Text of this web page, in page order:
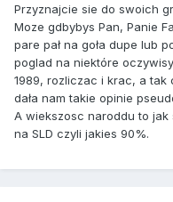
Przyznajcie sie do swoich
Moze gdbybys Pan, Panie
pare pał na goła dupe lub
poglad na niektóre
1989, rozliczac i krac, a tak
dała nam takie opinie
A wiekszosc naroddu to jak
na SLD czyli jakies 90%.